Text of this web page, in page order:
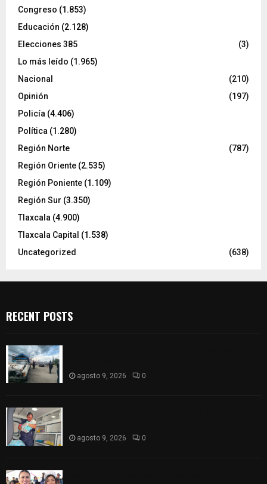
Congreso (1.853)
Educación (2.128)
Elecciones 385
(3)
Lo más leído (1.965)
Nacional
(210)
Opinión
(197)
Policía (4.406)
Política (1.280)
Región Norte
(787)
Región Oriente (2.535)
Región Poniente (1.109)
Región Sur (3.350)
Tlaxcala (4.900)
Tlaxcala Capital (1.538)
Uncategorized
(638)
RECENT POSTS
agosto 9, 2026 0
agosto 9, 2026 0